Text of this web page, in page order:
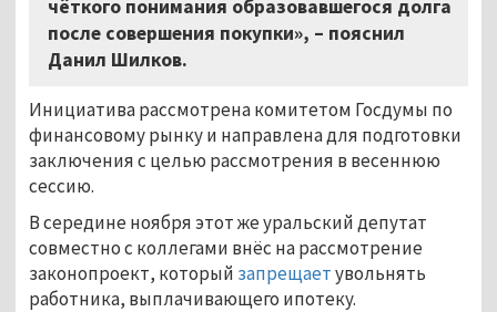
чёткого понимания образовавшегося долга
после совершения покупки», – пояснил
Данил Шилков.
Инициатива рассмотрена комитетом Госдумы по
финансовому рынку и направлена для подготовки
заключения с целью рассмотрения в весеннюю
сессию.
В середине ноября этот же уральский депутат
совместно с коллегами внёс на рассмотрение
законопроект, который запрещаетувольнять
работника, выплачивающего ипотеку.